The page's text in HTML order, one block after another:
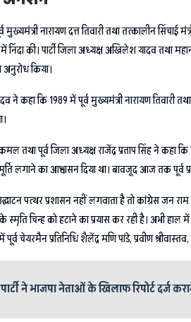
मुख्यमंत्री नारायण दत्त तिवारी तथा तत्कालीन
में निंदा की। पार्टी जिला अध्यक्ष अखिलेश यादव
अनुरोध किया।
कहा कि 1989 में पूर्व मुख्यमंत्री नारायण तिवारी
तथा पूर्व जिला अध्यक्ष राजेंद्र प्रताप सिंह ने कहा कि
लगाने का आश्वासन दिया था। बावजूद आज तक पूर्व
पत्थर प्रशासन नहीं लगवाता है तो कांग्रेस
के स्मृति चिन्ह को हटाने का प्रयास कर रही है। अभी
चेयरमैन प्रतिनिधि शैलेंद्र मणि पांडे, प्रवीण
ने भाजपा नेताओं के खिलाफ रिपोर्ट दर्ज